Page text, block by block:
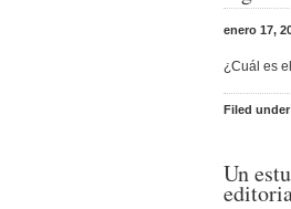
enero 17,
¿Cuál es
Filed under
Un